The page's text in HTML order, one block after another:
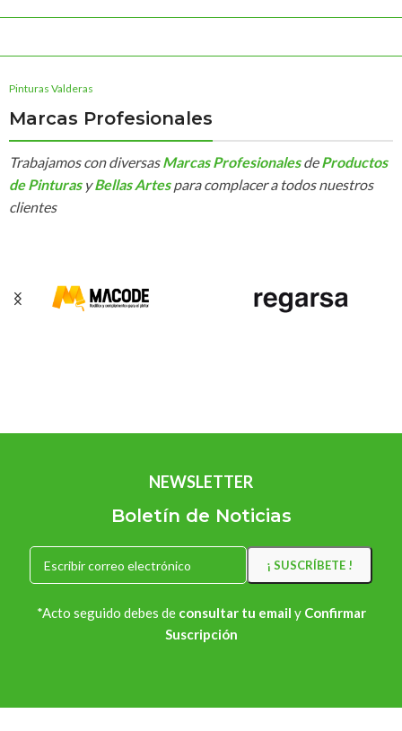
Pinturas Valderas
Marcas Profesionales
Trabajamos con diversasMarcas Profesionales deProductos
de Pinturas yBellas Artespara complacer a todos nuestros
clientes
NEWSLETTER
Boletín de Noticias
*Acto seguido debes de consultar tu email y Confirmar
Suscripción